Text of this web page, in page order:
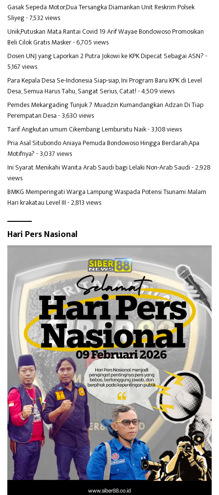
Gasak Sepeda Motor,Dua Tersangka Diamankan Unit Reskrim Polsek
Sliyeg- 7,532 views
Unik,Putuskan Mata Rantai Covid 19 Arif Wayae Bondowoso Promosikan
Beli Cilok Gratis Masker- 6,705 views
Dosen UNJ yang Laporkan 2 Putra Jokowi ke KPK Dipecat Sebagai ASN?-
5,167 views
Para Kepala Desa Se-Indonesia Siap-siap, Ini Program Baru KPK di Level
Desa, Semua Harus Tahu, Sangat Serius, Catat!- 4,509 views
Pemdes Mekargading Tunjuk 7 Muadzin Kumandangkan Adzan Di Tiap
Perempatan Desa- 3,630 views
Tarif Angkutan umum Cikembang Lembursitu Naik- 3,108 views
Pria Asal Situbondo Aniaya Pemuda Bondowoso Hingga Berdarah,Apa
Motifnya?- 3,037 views
Ini Syarat Menikahi Wanita Arab Saudi bagi Lelaki Non-Arab Saudi- 2,928
views
BMKG Memperingati Warga Lampung Waspada Potensi Tsunami Malam
Hari krakatau Level III- 2,813 views
Hari Pers Nasional